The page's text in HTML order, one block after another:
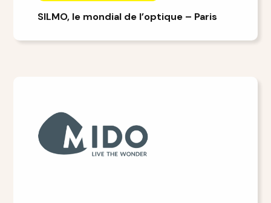
SILMO, le mondial de l’optique – Paris